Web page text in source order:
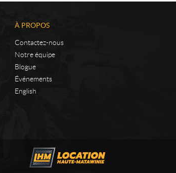
À PROPOS
Contactez-nous
Notre équipe
Blogue
Événements
English